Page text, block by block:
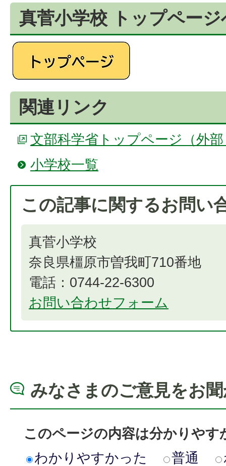
真菅小学校 トップページ
関連リンク
文部科学省トップページ（外
小学校一覧
この記事に関するお問い
真菅小学校
奈良県橿原市曽我町710番地
電話：0744-22-6300
お問い合わせフォーム
みなさまのご意見をお
このページの内容は分かりやす
わかりやすかった
普通